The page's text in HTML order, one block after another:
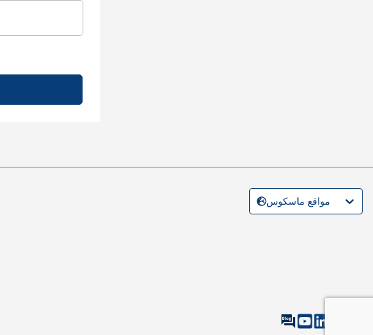
مواقع ماسكوس